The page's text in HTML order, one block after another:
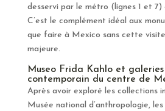
desservi par le métro (lignes 1 et 7)
C’est le complément idéal aux
que faire à Mexico sans cette
majeure.
Museo Frida Kahlo et
contemporain du centre de
Après avoir exploré les collections
Musée national d’anthropologie,